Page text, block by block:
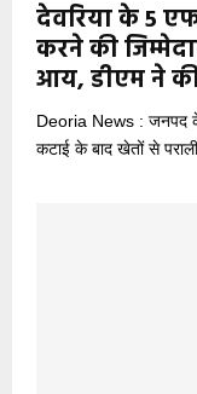
देवरिया के 5
करने की
आय, डीएम ने
Deoria News : जनपद
कटाई के बाद खेतों से